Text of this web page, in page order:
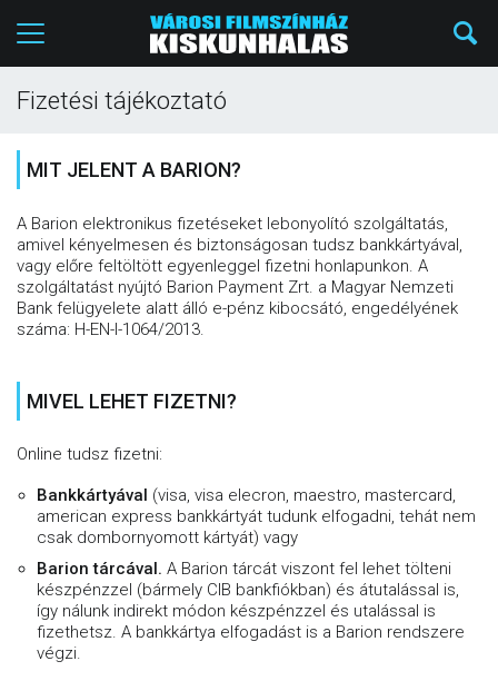
Fizetési tájékoztató
MIT JELENT A BARION?
A Barion elektronikus fizetéseket lebonyolító szolgáltatás,
amivel kényelmesen és biztonságosan tudsz bankkártyával,
vagy előre feltöltött egyenleggel fizetni honlapunkon. A
szolgáltatást nyújtó Barion Payment Zrt. a Magyar Nemzeti
Bank felügyelete alatt álló e-pénz kibocsátó, engedélyének
száma: H-EN-I-1064/2013.
MIVEL LEHET FIZETNI?
Online tudsz fizetni:
Bankkártyával (visa, visa elecron, maestro, mastercard,
american express bankkártyát tudunk elfogadni, tehát nem
csak dombornyomott kártyát) vagy
Barion tárcával. A Barion tárcát viszont fel lehet tölteni
készpénzzel (bármely CIB bankfiókban) és átutalással is,
így nálunk indirekt módon készpénzzel és utalással is
fizethetsz. A bankkártya elfogadást is a Barion rendszere
végzi.